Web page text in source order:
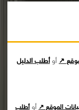
↗ أوأطلب الدليل
الموقع ↗ أوأطلب